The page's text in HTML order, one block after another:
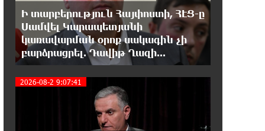
Այսօր ամոթի օր է, այսօր
Էջմիածնում դատում են Ամենայն
Հայոց Կաթողիկոսին. Մարիաննա Ղահրամանյան
18:32:23 7-08-2026
«հակասաֆարովյան»
օրենսդրական նախաձեռնության
վերաբերյալ հիմանվորումներ․ Շիրազ Մանուկյան
Ի տարբերություն Հայփոստի, ՀԷՑ-ը
Սամվել Կարապետյանի
կառավարման օրոք սակագին չի
բարձրացրել. Դավիթ Ղազի...
2026-08-2 9:07:41 3